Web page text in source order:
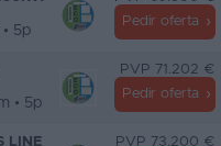
5p
Pedir oferta
• 5p
PVP 71.202 €
Pedir oferta
LINE
PVP 73.200 €